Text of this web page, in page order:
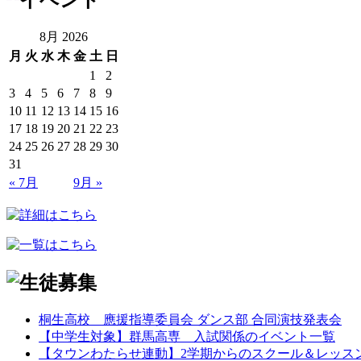
8月 2026
月 火 水 木 金 土 日
1
2
3
4 5 6 7 8
9
10 11 12 13 14 15 16
17 18 19 20 21 22 23
24 25 26 27 28 29 30
31
« 7月
9月 »
桐生高校 應援指導委員会 ダンス部 合同演技発表会
【中学生対象】群馬高専 入試関係のイベント一覧
【タウンわたらせ連動】2学期からのスクール＆レッ